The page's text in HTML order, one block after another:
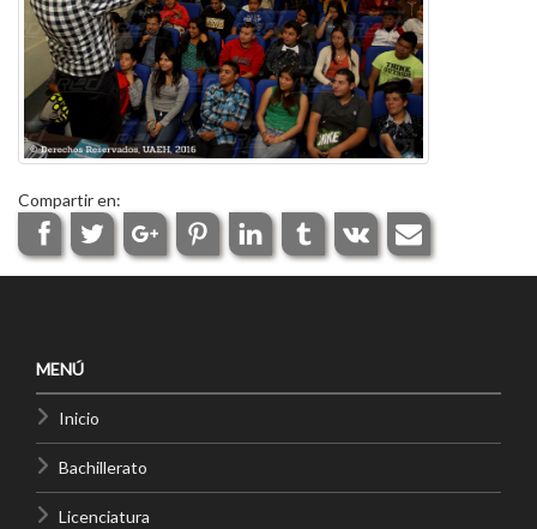
Compartir en:
MENÚ
Inicio
Bachillerato
Licenciatura